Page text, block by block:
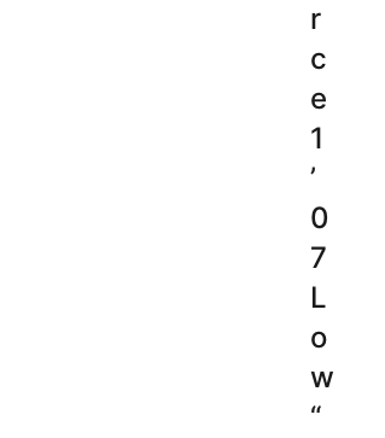
r
c
e
1
’
0
7
L
o
w
“